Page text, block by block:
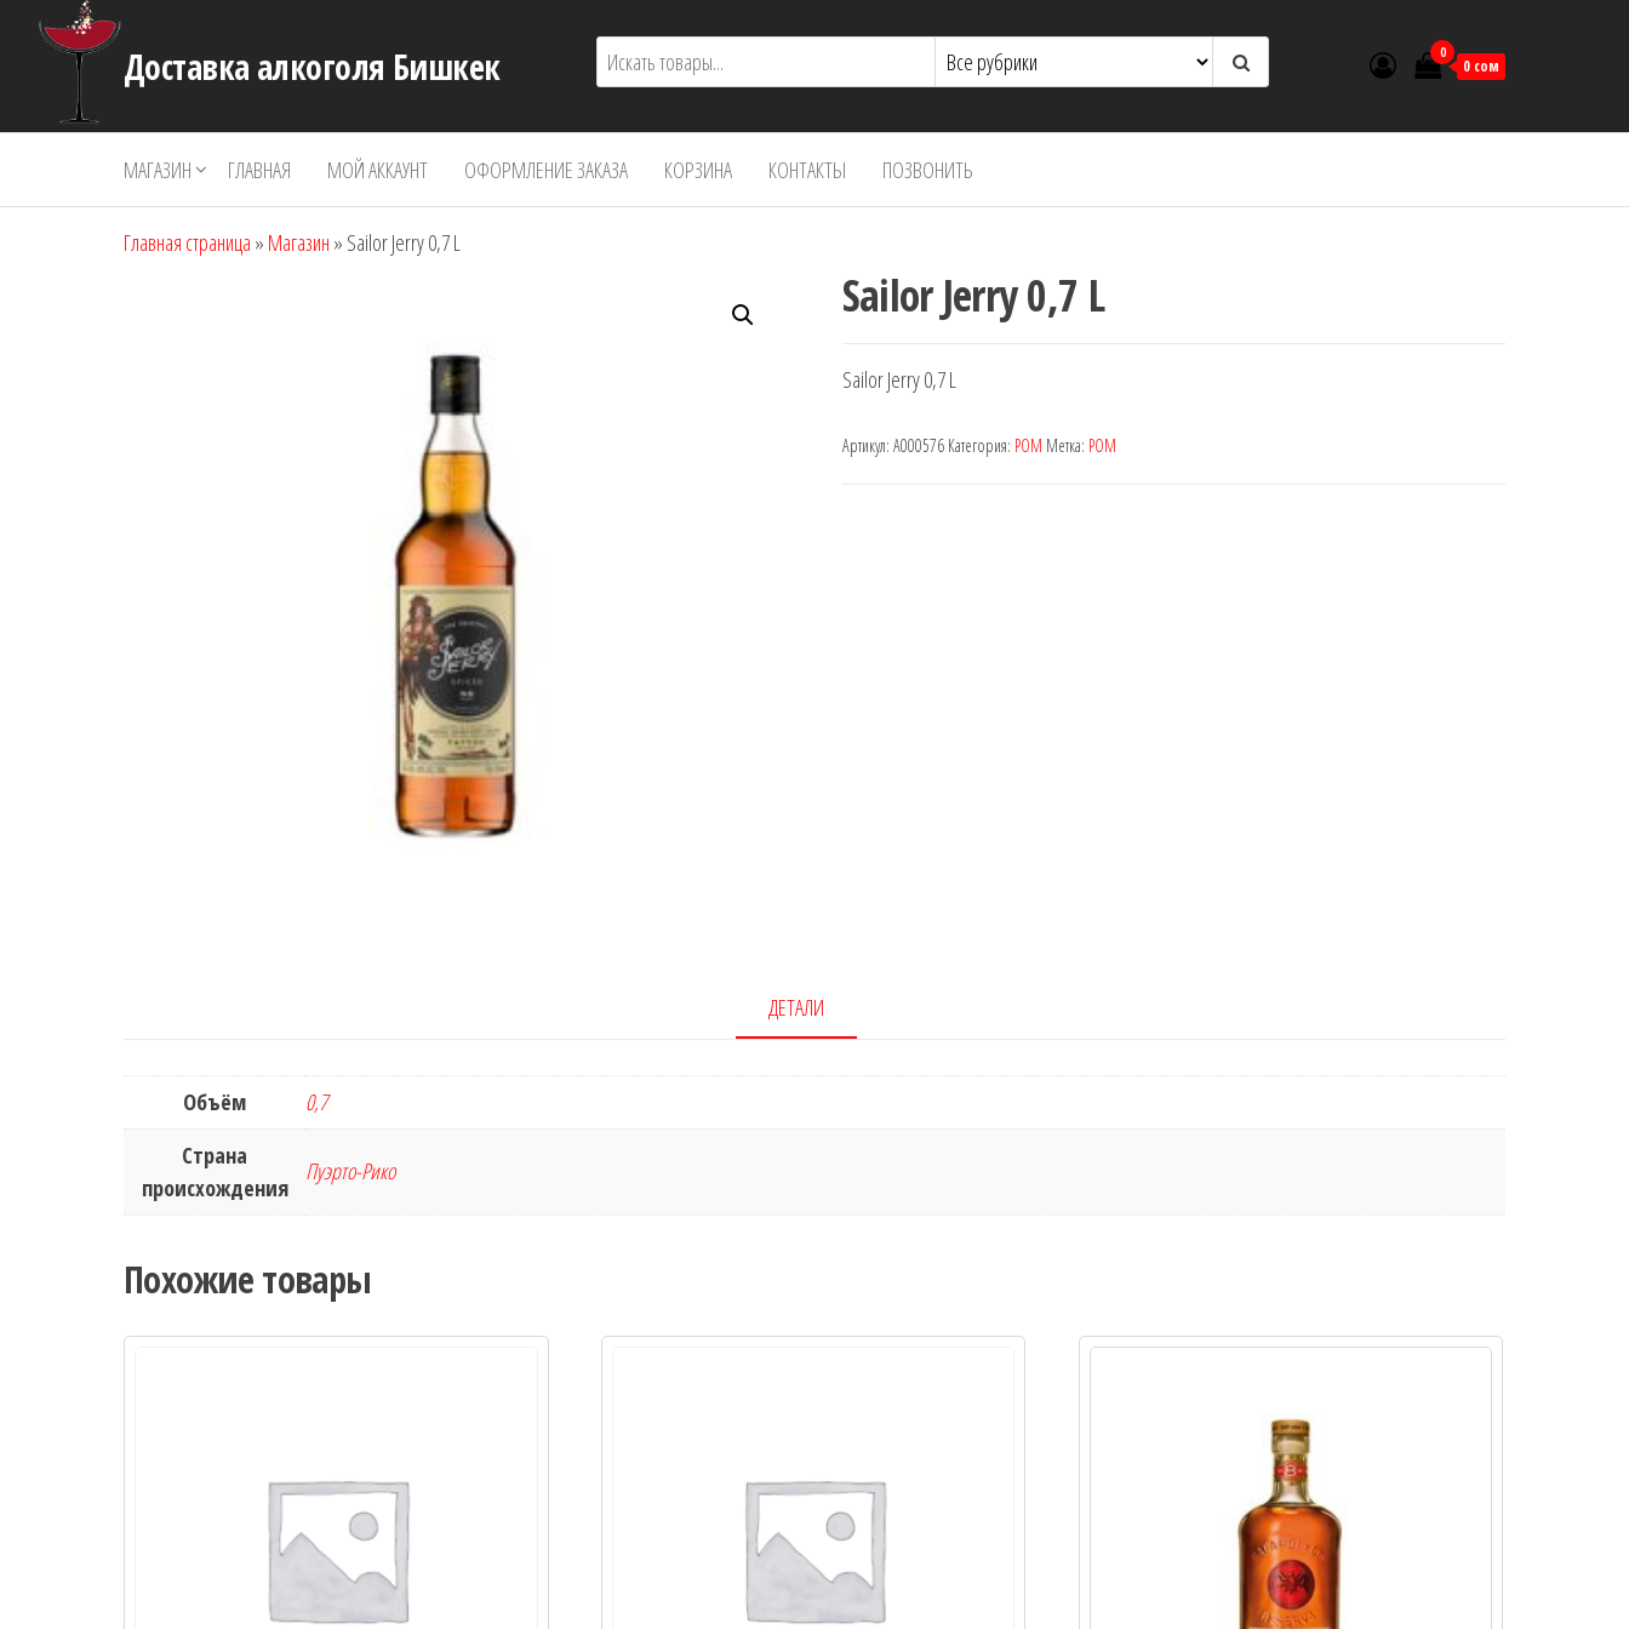
Перейти
Доставка алкоголя Бишкек 0
0 сом
МАГАЗИН ГЛАВНАЯ МОЙ АККАУНТ ОФОРМЛЕНИЕ ЗАКАЗА КОРЗИНА КОНТАКТЫ ПОЗВОНИТЬ
Главная страница » Магазин » Sailor Jerry 0,7 L
Sailor Jerry 0,7 L
Sailor Jerry 0,7 L
Артикул: A000576 Категория: РОМ Метка: РОМ
ДЕТАЛИ
Объём
0,7
Страна
происхождения
Пуэрто-Рико
Похожие товары